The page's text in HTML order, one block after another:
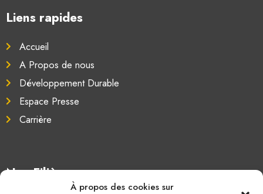
À propos des cookies sur
Liens rapides
Accueil
A Propos de nous
Développement Durable
Espace Presse
Carrière
Nos Filières